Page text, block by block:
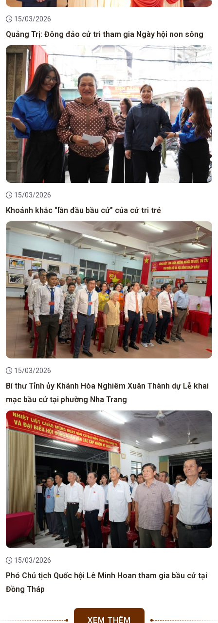
15/03/2026
Quảng Trị: Đông đảo cử tri tham gia Ngày hội non sông
15/03/2026
Khoảnh khắc “lần đầu bầu cử” của cử tri trẻ
15/03/2026
Bí thư Tỉnh ủy Khánh Hòa Nghiêm Xuân Thành dự Lễ khai
mạc bầu cử tại phường Nha Trang
15/03/2026
Phó Chủ tịch Quốc hội Lê Minh Hoan tham gia bầu cử tại
Đồng Tháp
XEM THÊM